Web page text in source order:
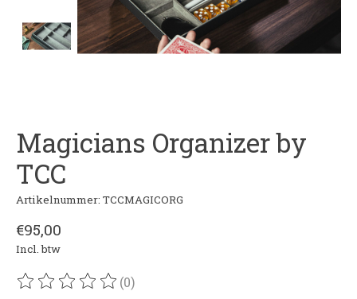
Magicians Organizer by
TCC
Artikelnummer: TCCMAGICORG
€95,00
Incl. btw
De beoordeling van dit product is
(0)